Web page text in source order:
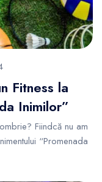
Fitness la
Inimilor”
Fiindcă nu am
“Promenada